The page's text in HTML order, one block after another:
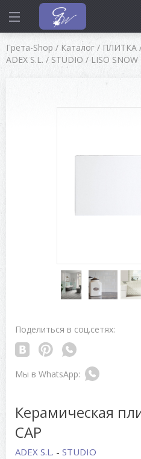
Грета-Shop / Каталог / ПЛИТКА
ADEX S.L. / STUDIO / LISO SNOW
Поделиться в соц.сетях:
Керамическая
CAP
ADEX S.L. - STUDIO